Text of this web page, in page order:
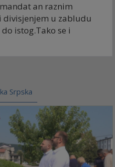
an raznim
u zabludu
istog.Tako se i
Srpska